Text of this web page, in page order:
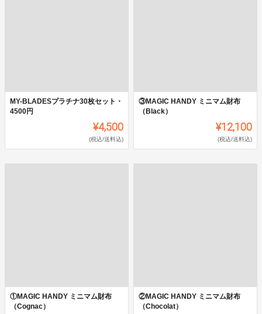
MY-BLADESプラチナ30枚セット・
4500円
¥4,500
(税込/送料込)
③MAGIC HANDY ミニマム財布
（Black）
¥12,100
(税込/送料込)
①MAGIC HANDY ミニマム財布
（Cognac）
②MAGIC HANDY ミニマム財布
（Chocolat）